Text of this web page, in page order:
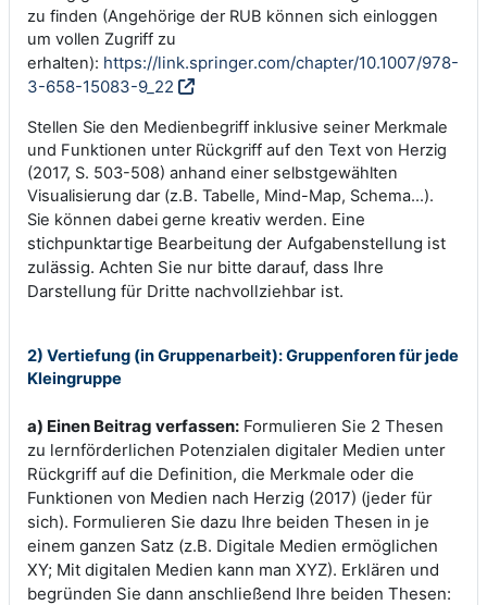
zu finden (Angehörige der RUB können sich einloggen
um vollen Zugriff zu
erhalten): https://link.springer.com/chapter/10.1007/978-
3-658-15083-9_22
Stellen Sie den Medienbegriff inklusive seiner Merkmale
und Funktionen unter Rückgriff auf den Text von Herzig
(2017, S. 503-508) anhand einer selbstgewählten
Visualisierung dar (z.B. Tabelle, Mind-Map, Schema...).
Sie können dabei gerne kreativ werden. Eine
stichpunktartige Bearbeitung der Aufgabenstellung ist
zulässig. Achten Sie nur bitte darauf, dass Ihre
Darstellung für Dritte nachvollziehbar ist.
2) Vertiefung (in Gruppenarbeit): Gruppenforen für jede
Kleingruppe
a) Einen Beitrag verfassen: Formulieren Sie 2 Thesen
zu lernförderlichen Potenzialen digitaler Medien unter
Rückgriff auf die Definition, die Merkmale oder die
Funktionen von Medien nach Herzig (2017) (jeder für
sich). Formulieren Sie dazu Ihre beiden Thesen in je
einem ganzen Satz (z.B. Digitale Medien ermöglichen
XY; Mit digitalen Medien kann man XYZ). Erklären und
begründen Sie dann anschließend Ihre beiden Thesen: